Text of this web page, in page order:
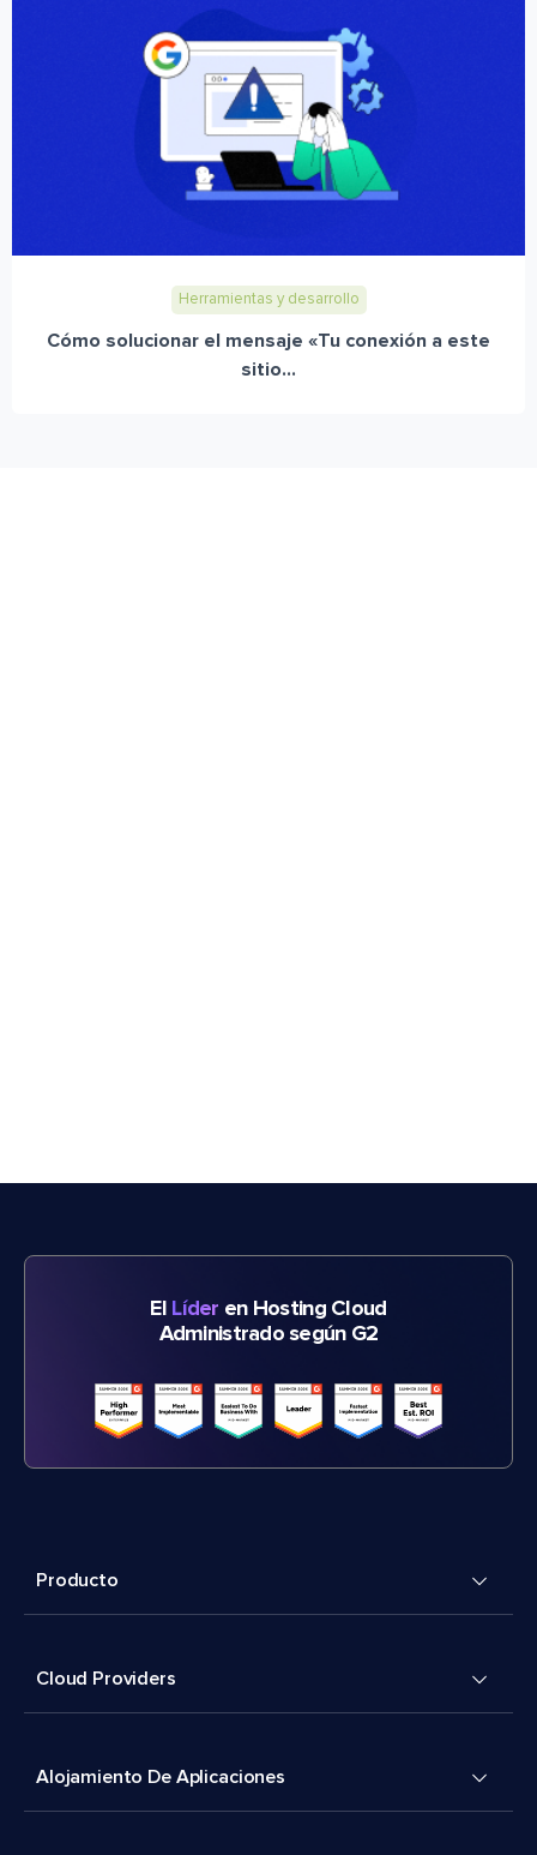
Herramientas y desarrollo
Cómo solucionar el mensaje «Tu conexión a este
sitio...
El Líder en Hosting Cloud
Administrado según G2
Producto
Cloud Providers
Alojamiento De Aplicaciones